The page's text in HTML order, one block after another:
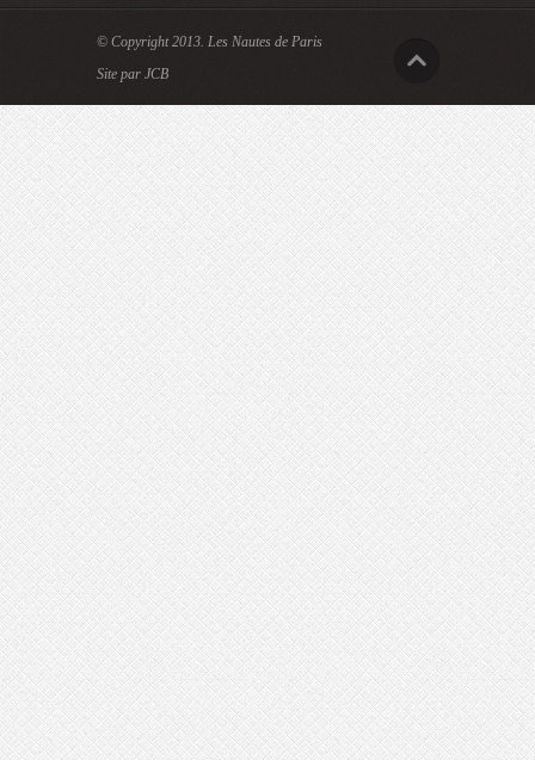
© Copyright 2013. Les Nautes de Paris
Site par JCB